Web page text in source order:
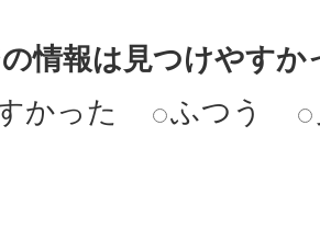
情報は見つけやすか
かった
ふつう